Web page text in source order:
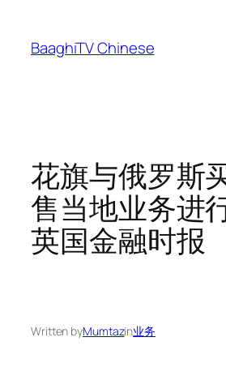
content
BaaghiTV Chinese
花旗与俄罗斯
售当地业务进
英国金融时报
Written byMumtazin业务